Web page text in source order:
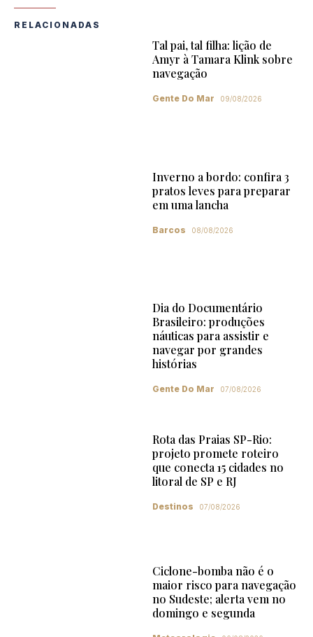
RELACIONADAS
Tal pai, tal filha: lição de
Amyr à Tamara Klink sobre
navegação
Gente Do Mar 09/08/2026
Inverno a bordo: confira 3
pratos leves para preparar
em uma lancha
Barcos 08/08/2026
Dia do Documentário
Brasileiro: produções
náuticas para assistir e
navegar por grandes
histórias
Gente Do Mar 07/08/2026
Rota das Praias SP-Rio:
projeto promete roteiro
que conecta 15 cidades no
litoral de SP e RJ
Destinos 07/08/2026
Ciclone-bomba não é o
maior risco para navegação
no Sudeste; alerta vem no
domingo e segunda